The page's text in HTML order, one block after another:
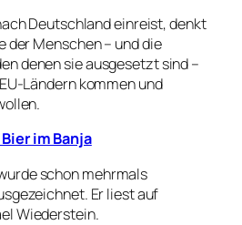
Deutschland einreist, denkt
der Menschen – und die
denen sie ausgesetzt sind –
Ländern kommen und
im Banja
schon mehrmals
Er liest auf
Wiederstein.